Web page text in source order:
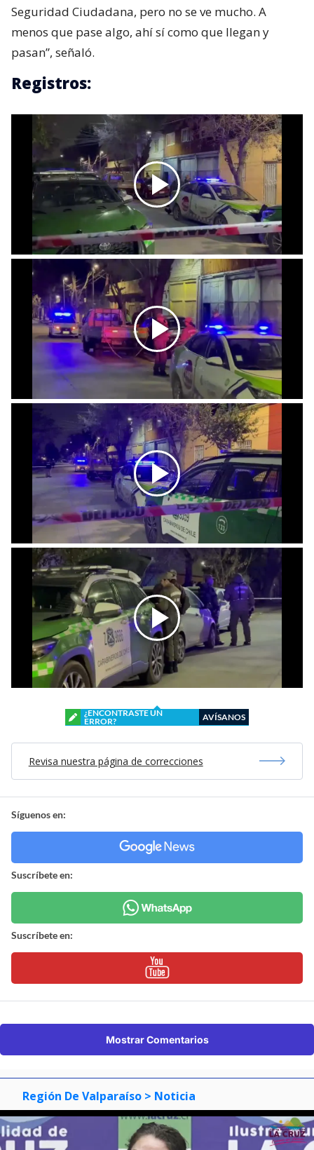
Seguridad Ciudadana, pero no se ve mucho. A
menos que pase algo, ahí sí como que llegan y
pasan”, señaló.
Registros:
¿ENCONTRASTE UN
ERROR?
AVÍSANOS
Revisa nuestra página de correcciones
Síguenos en:
Suscríbete en:
Suscríbete en:
Mostrar Comentarios
Región De Valparaíso > Noticia